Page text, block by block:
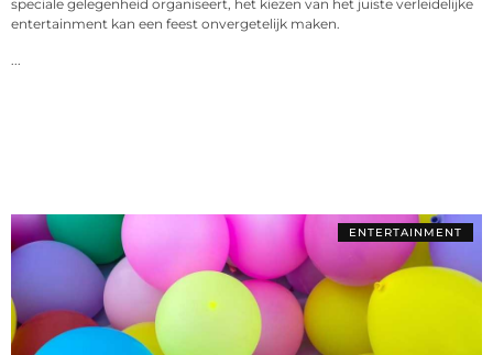
speciale gelegenheid organiseert, het kiezen van het juiste verleidelijke
entertainment kan een feest onvergetelijk maken.
ENTERTAINMENT